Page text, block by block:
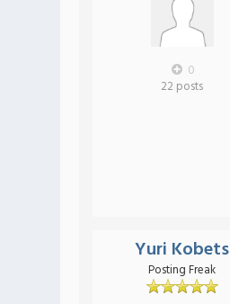
0
22 posts
Yuri Kobets
Posting Freak